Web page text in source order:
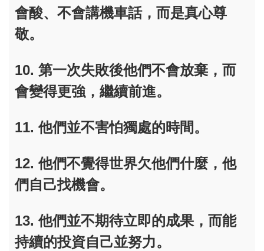
會酸、不會講機車話，而是真心尊
敬。
10. 第一次失敗後他們不會放棄，而
會變得更強，繼續前進。
11. 他們並不害怕獨處的時間。
12. 他們不覺得世界欠他們什麼，他
們自己找機會。
13. 他們並不期待立即的成果，而能
持續的投資自己並努力。